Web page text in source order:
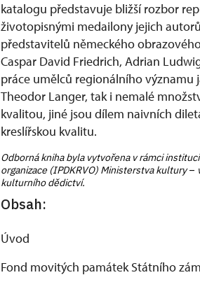
katalogu představuje bližší rozbor
životopisnými medailony jejich
představitelů německého
Caspar David Friedrich, Adrian
práce umělců regionálního významu
Theodor Langer, tak i nemalé
kvalitou, jiné jsou dílem naivních
kreslířskou kvalitu.
Odborná kniha byla vytvořena v rámci
organizace (IPDKRVO) Ministerstva kultury–
kulturního dědictví.
Obsah:
Úvod
Fond movitých památek Státního